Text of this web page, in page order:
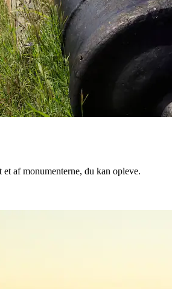
af monumenterne, du kan opleve.